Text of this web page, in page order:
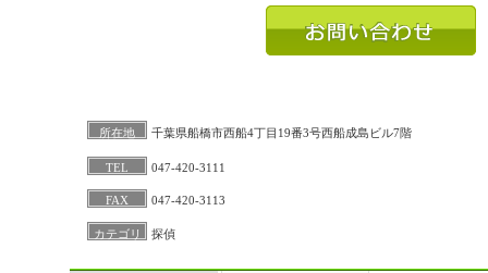
所在地 千葉県船橋市西船4丁目19番3号西船成島ビル7階
TEL 047-420-3111
FAX 047-420-3113
カテゴリ 探偵